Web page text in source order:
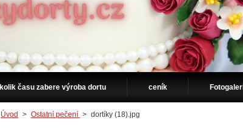
kolik času zabere výroba dortu ceník
Úvod > Ostatní pečení > dortíky (18).jpg